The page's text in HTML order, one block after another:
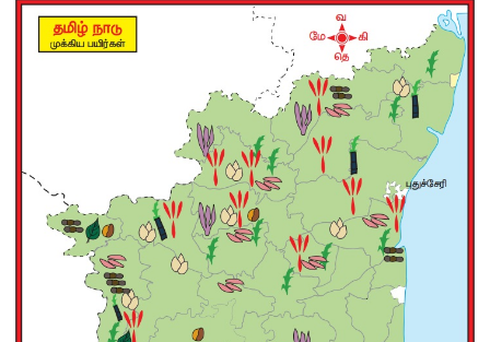
முக்கிய பயிர் விளையும் பகுதிகள், தாதுக்கள்,விமான
துறைமுகங்களைத் தமிழ் வரைபடத்தில் குறிக்கவும்
வரைபடப் பயிற்சி புத்தகம்-பக்கம் எண்: 128, 132, 136.